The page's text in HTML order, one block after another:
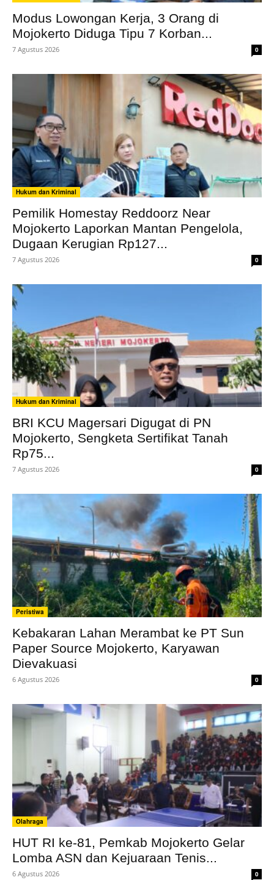
Modus Lowongan Kerja, 3 Orang di
Mojokerto Diduga Tipu 7 Korban...
7 Agustus 2026 0
Hukum dan Kriminal
Pemilik Homestay Reddoorz Near
Mojokerto Laporkan Mantan Pengelola,
Dugaan Kerugian Rp127...
7 Agustus 2026 0
Hukum dan Kriminal
BRI KCU Magersari Digugat di PN
Mojokerto, Sengketa Sertifikat Tanah
Rp75...
7 Agustus 2026 0
Peristiwa
Kebakaran Lahan Merambat ke PT Sun
Paper Source Mojokerto, Karyawan
Dievakuasi
6 Agustus 2026 0
Olahraga
HUT RI ke-81, Pemkab Mojokerto Gelar
Lomba ASN dan Kejuaraan Tenis...
6 Agustus 2026 0